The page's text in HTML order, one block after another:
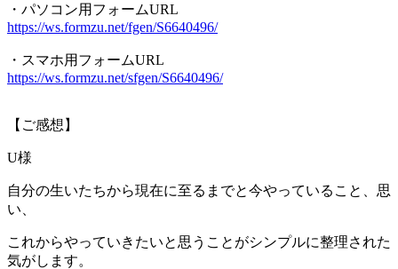
・パソコン用フォームURL
https://ws.formzu.net/fgen/S6640496/
・スマホ用フォームURL
https://ws.formzu.net/sfgen/S6640496/
【ご感想】
U様
自分の生いたちから現在に至るまでと今やっていること、思
い、
これからやっていきたいと思うことがシンプルに整理された
気がします。